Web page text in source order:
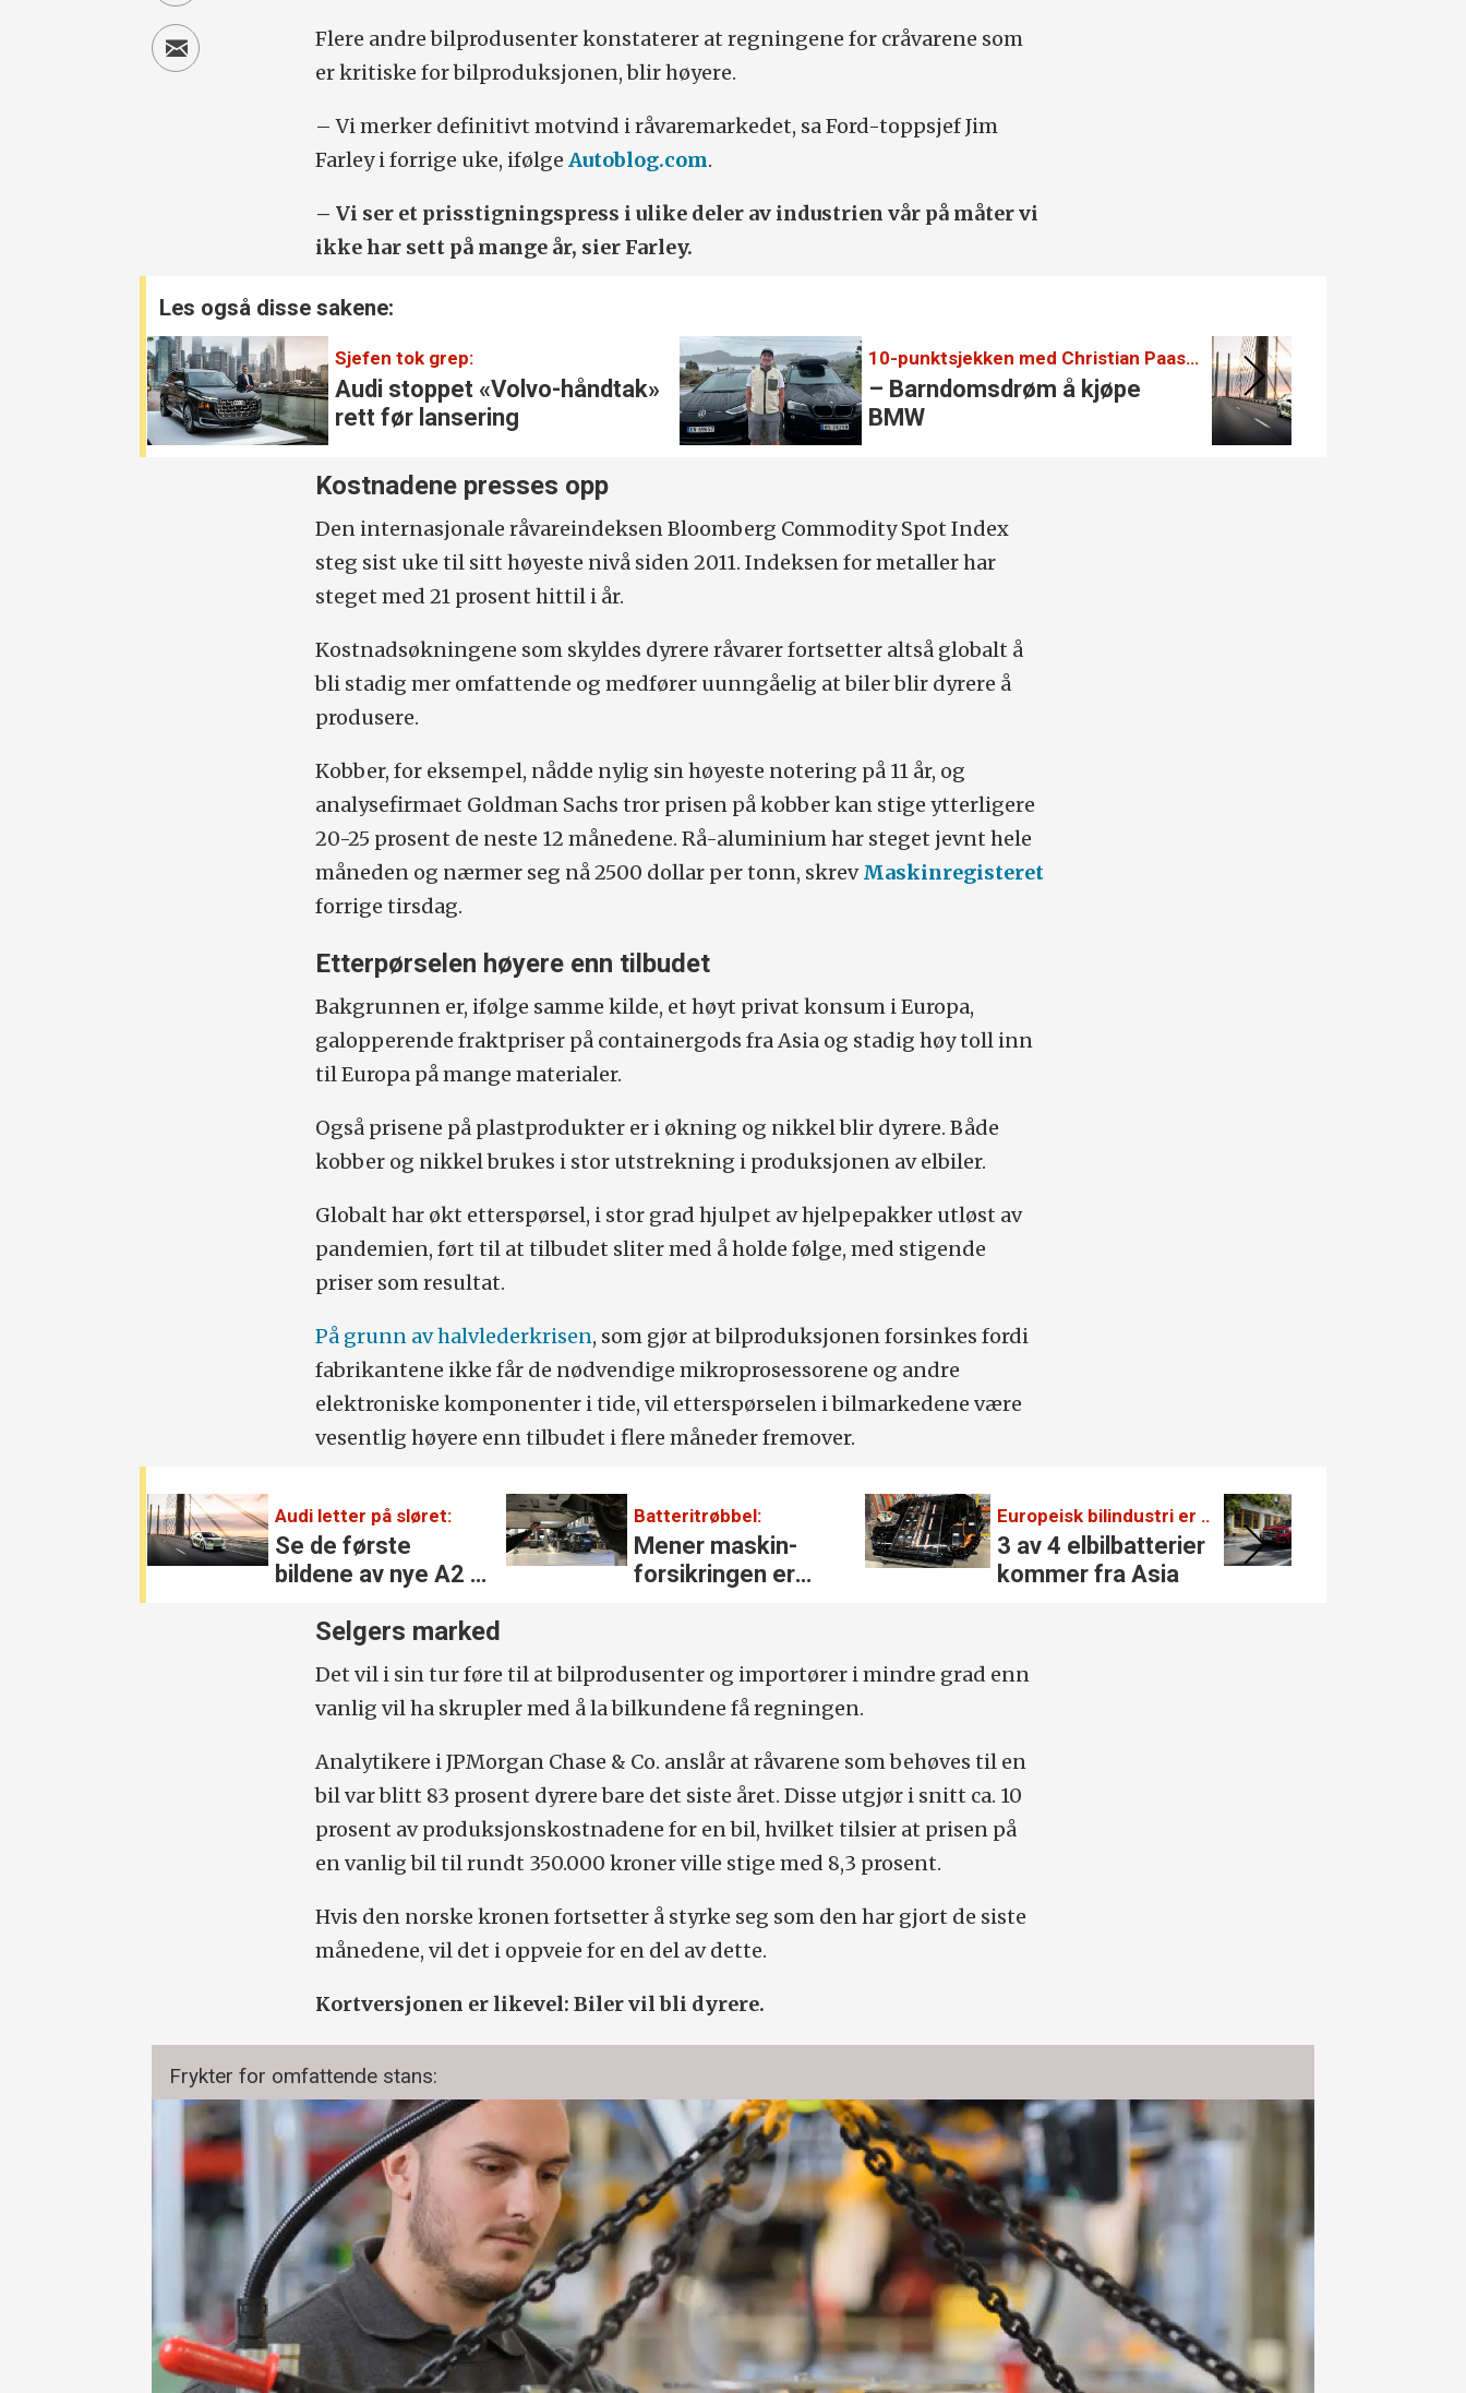
Flere andre bilprodusenter konstaterer at regningene for cråvarene som
er kritiske for bilproduksjonen, blir høyere.
– Vi merker definitivt motvind i råvaremarkedet, sa Ford-toppsjef Jim
Farley i forrige uke, ifølgeAutoblog.com.
– Vi ser et prisstigningspress i ulike deler av industrien vår på måter vi
ikke har sett på mange år, sier Farley.
Les også disse sakene:
Sjefen tok grep:
Audi stoppet «Volvo-håndtak»
rett før lansering
10-punktsjekken med Christian Paasche:
– Barndoms­drøm å kjøpe
BMW
Kostnadene presses opp
Den internasjonale råvareindeksen Bloomberg Commodity Spot Index
steg sist uke til sitt høyeste nivå siden 2011. Indeksen for metaller har
steget med 21 prosent hittil i år.
Kostnadsøkningene som skyldes dyrere råvarer fortsetter altså globalt å
bli stadig mer omfattende og medfører uunngåelig at biler blir dyrere å
produsere.
Kobber, for eksempel, nådde nylig sin høyeste notering på 11 år, og
analysefirmaet Goldman Sachs tror prisen på kobber kan stige ytterligere
20-25 prosent de neste 12 månedene. Rå-aluminium har steget jevnt hele
måneden og nærmer seg nå 2500 dollar per tonn, skrevMaskinregisteret
forrige tirsdag.
Etterpørselen høyere enn tilbudet
Bakgrunnen er, ifølge samme kilde, et høyt privat konsum i Europa,
galopperende fraktpriser på containergods fra Asia og stadig høy toll inn
til Europa på mange materialer.
Også prisene på plastprodukter er i økning og nikkel blir dyrere. Både
kobber og nikkel brukes i stor utstrekning i produksjonen av elbiler.
Globalt har økt etterspørsel, i stor grad hjulpet av hjelpepakker utløst av
pandemien, ført til at tilbudet sliter med å holde følge, med stigende
priser som resultat.
På grunn av halvlederkrisen, som gjør at bilproduksjonen forsinkes fordi
fabrikantene ikke får de nødvendige mikroprosessorene og andre
elektroniske komponenter i tide, vil etterspørselen i bilmarkedene være
vesentlig høyere enn tilbudet i flere måneder fremover.
Audi letter på sløret:
Se de første
bildene av nye A2 e-
Batteritrøbbel:
Mener maskin­
forsikringen er
Europeisk bilindustri er avhengig av Asia:
3 av 4 elbil­batterier
kommer fra Asia
Selgers marked
Det vil i sin tur føre til at bilprodusenter og importører i mindre grad enn
vanlig vil ha skrupler med å la bilkundene få regningen.
Analytikere i JPMorgan Chase & Co. anslår at råvarene som behøves til en
bil var blitt 83 prosent dyrere bare det siste året. Disse utgjør i snitt ca. 10
prosent av produksjonskostnadene for en bil, hvilket tilsier at prisen på
en vanlig bil til rundt 350.000 kroner ville stige med 8,3 prosent.
Hvis den norske kronen fortsetter å styrke seg som den har gjort de siste
månedene, vil det i oppveie for en del av dette.
Kortversjonen er likevel: Biler vil bli dyrere.
Frykter for omfattende stans: